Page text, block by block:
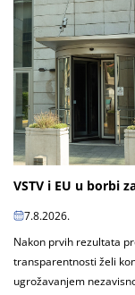
VSTV i EU u borbi
7.8.2026.
Nakon prvih rezultata
transparentnosti želi
ugrožavanjem